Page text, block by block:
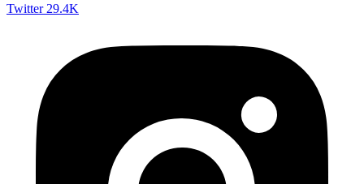
Twitter 29.4K